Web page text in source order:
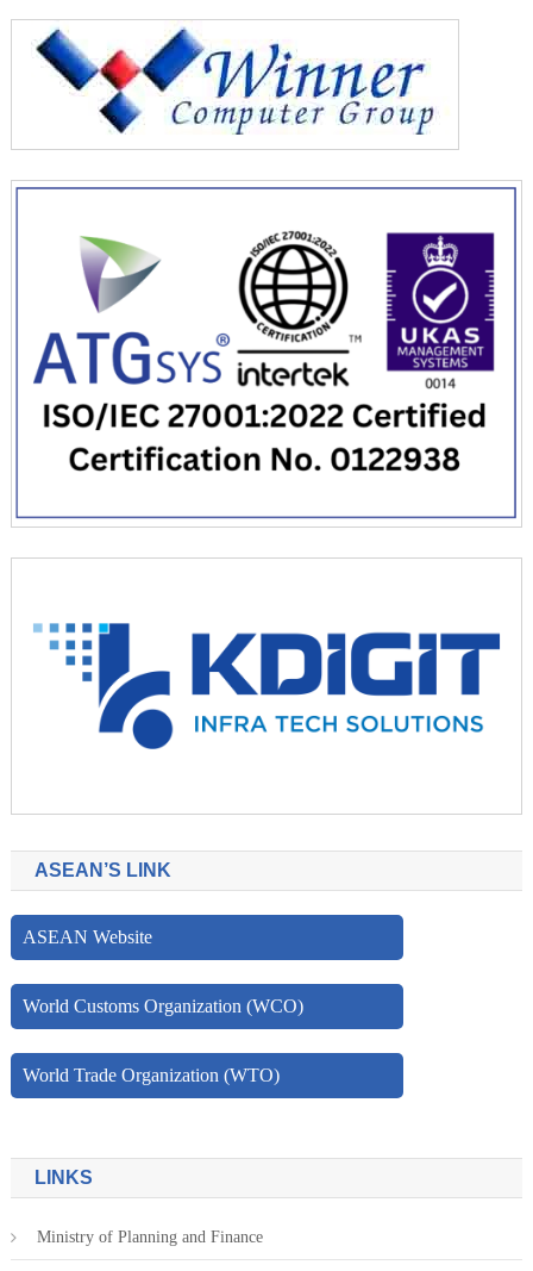
ASEAN’S LINK
ASEAN Website
World Customs Organization (WCO)
World Trade Organization (WTO)
LINKS
Ministry of Planning and Finance